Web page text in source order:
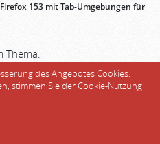
153 mit Tab-Umgebungen für
Thema:
153 mit Tab-Umgebungen für
153 mit Tab-Umgebungen für
des Angebotes Cookies.
stimmen Sie der Cookie-Nutzung